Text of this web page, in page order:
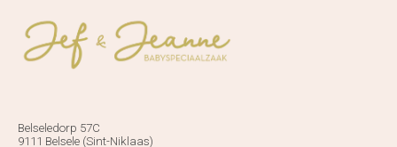
Belseledorp 57C
9111 Belsele (Sint-Niklaas)